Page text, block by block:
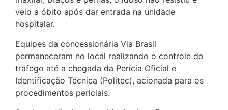
veio a óbito após dar entrada na unidade
hospitalar.
Equipes da concessionária Via Brasil
permaneceram no local realizando o controle do
tráfego até a chegada da Perícia Oficial e
Identificação Técnica (Politec), acionada para os
procedimentos periciais.